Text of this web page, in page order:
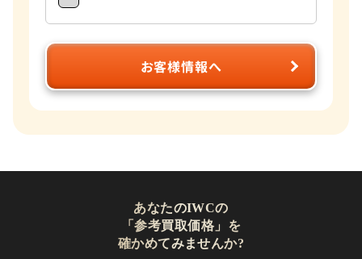
お客様情報へ
あなたのIWCの
「参考買取価格」を
確かめてみませんか?